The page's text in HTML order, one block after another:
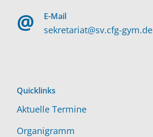
E-Mail
sekretariat@sv.cfg-gym.de
Quicklinks
Aktuelle Termine
Organigramm